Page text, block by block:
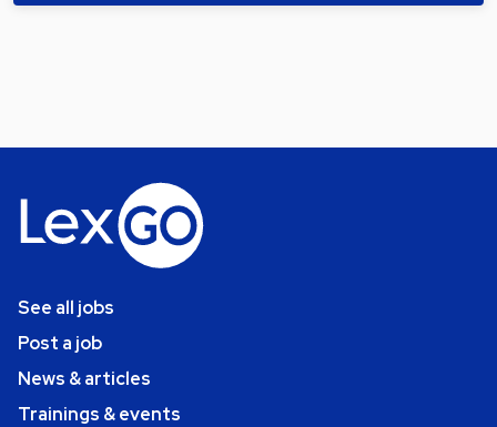
See all jobs
Post a job
News & articles
Trainings & events